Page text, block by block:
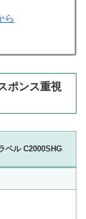
ら
ポンス重視
ベル C2000SHG